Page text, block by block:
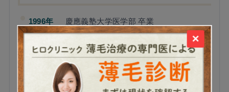
1996年 慶應義塾大学医学部 卒業
2004年 慶應義塾大学 医学博士号 取得
慶應義塾大学 皮膚科学教室 助手
×